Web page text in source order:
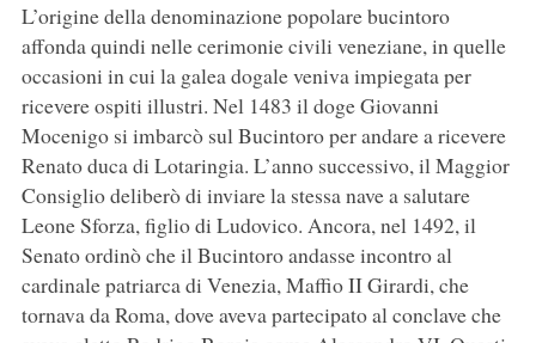
L’origine della denominazione popolare bucintoro
affonda quindi nelle cerimonie civili veneziane, in quelle
occasioni in cui la galea dogale veniva impiegata per
ricevere ospiti illustri. Nel 1483 il doge Giovanni
Mocenigo si imbarcò sul Bucintoro per andare a ricevere
Renato duca di Lotaringia. L’anno successivo, il Maggior
Consiglio deliberò di inviare la stessa nave a salutare
Leone Sforza, figlio di Ludovico. Ancora, nel 1492, il
Senato ordinò che il Bucintoro andasse incontro al
cardinale patriarca di Venezia, Maffio II Girardi, che
tornava da Roma, dove aveva partecipato al conclave che